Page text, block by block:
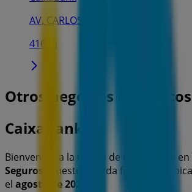
AV. CARLOS III, 8, Pamplona
416 m
Otros negocios de
CaixaBank
Bienvenido a la tienda de
Seguros
. Nuestra tienda física está
el agosto de 2026